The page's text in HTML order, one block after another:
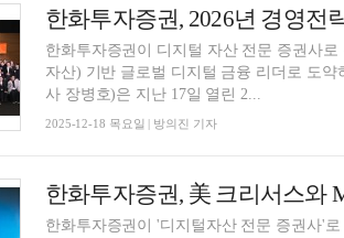
한화투자증권이 디지털 자산 전문 증권사
자산) 기반 글로벌 디지털 금융 리더로 도
사 장병호)은 지난 17일 열린 2...
2025-12-18 목요일 | 방의진 기자
한화투자증권이 '디지털자산 전문 증권사'